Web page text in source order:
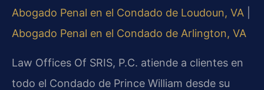
Abogado Penal en el Condado de Loudoun, VA
Abogado Penal en el Condado de Arlington, VA
Law Offices Of SRIS, P.C. atiende a clientes en
todo el Condado de Prince William desde su